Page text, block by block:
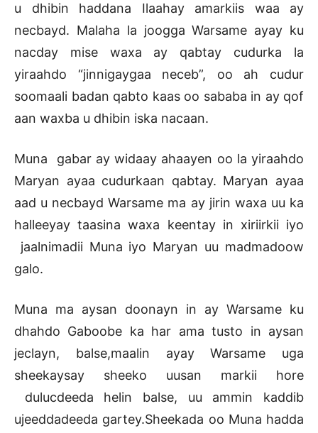
u dhibin haddana Ilaahay amarkiis waa ay
necbayd. Malaha la joogga Warsame ayay ku
nacday mise waxa ay qabtay cudurka la
yiraahdo “jinnigaygaa neceb”, oo ah cudur
soomaali badan qabto kaas oo sababa in ay qof
aan waxba u dhibin iska nacaan.
Muna gabar ay widaay ahaayen oo la yiraahdo
Maryan ayaa cudurkaan qabtay. Maryan ayaa
aad u necbayd Warsame ma ay jirin waxa uu ka
halleeyay taasina waxa keentay in xiriirkii iyo
jaalnimadii Muna iyo Maryan uu madmadoow
galo.
Muna ma aysan doonayn in ay Warsame ku
dhahdo Gaboobe ka har ama tusto in aysan
jeclayn, balse,maalin ayay Warsame uga
sheekaysay sheeko uusan markii hore
dulucdeeda helin balse, uu ammin kaddib
ujeeddadeeda gartey.Sheekada oo Muna hadda